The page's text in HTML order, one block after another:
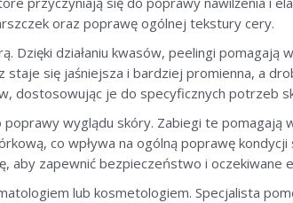
oraz poprawę ogólnej tekstury cery.
Dzięki działaniu kwasów, peelingi pomagają
się jaśniejsza i bardziej promienna, a
dostosowując je do specyficznych potrzeb
wyglądu skóry. Zabiegi te pomagają
co wpływa na ogólną poprawę kondycji
aby zapewnić bezpieczeństwo i oczekiwane
lub kosmetologiem. Specjalista